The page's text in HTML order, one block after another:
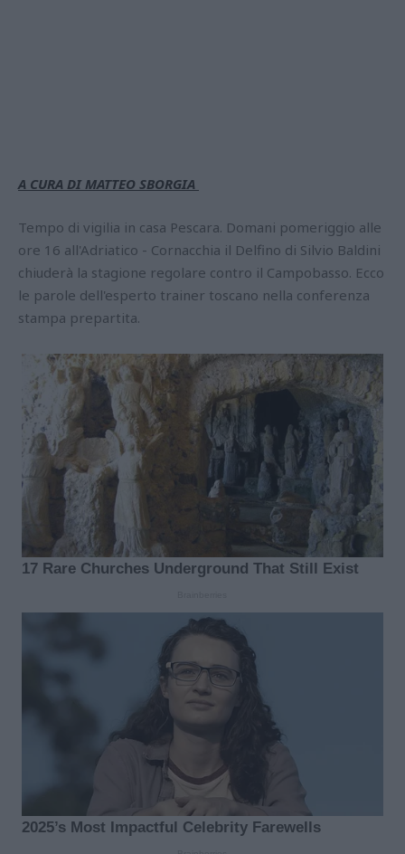
A CURA DI MATTEO SBORGIA
Tempo di vigilia in casa Pescara. Domani pomeriggio alle
ore 16 all'Adriatico - Cornacchia il Delfino di Silvio Baldini
chiuderà la stagione regolare contro il Campobasso. Ecco
le parole dell'esperto trainer toscano nella conferenza
stampa prepartita.